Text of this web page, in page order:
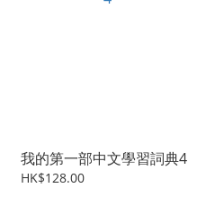
我的第一部中文學習詞典4
HK$128.00